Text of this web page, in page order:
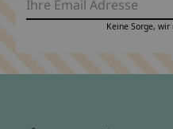
Keine Sorge,